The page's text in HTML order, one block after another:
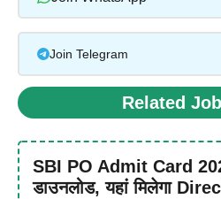
Join Telegram
Related
SBI PO Admit Card
डाउनलोड, यहां मिलेगा